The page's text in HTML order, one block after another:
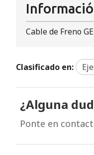
Cable de Freno
Clasificado en:
¿Alguna
Ponte en